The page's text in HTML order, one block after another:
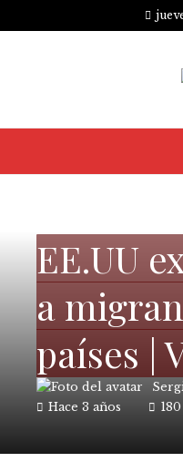
EE.UU
a
países |
Hace 3 años
180